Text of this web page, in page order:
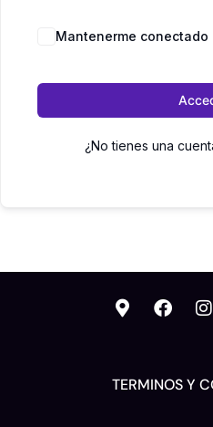
Mantenerme conectado
¿No tienes una
TERMINOS Y